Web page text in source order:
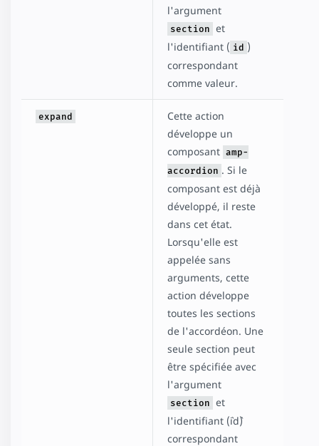
l'argument
section et
l'identifiant ( id )
correspondant
comme valeur.
expand
Cette action
développe un
composant amp-
accordion . Si le
composant est déjà
développé, il reste
dans cet état.
Lorsqu'elle est
appelée sans
arguments, cette
action développe
toutes les sections
de l'accordéon. Une
seule section peut
être spécifiée avec
l'argument
section et
l'identifiant (`id`)
correspondant